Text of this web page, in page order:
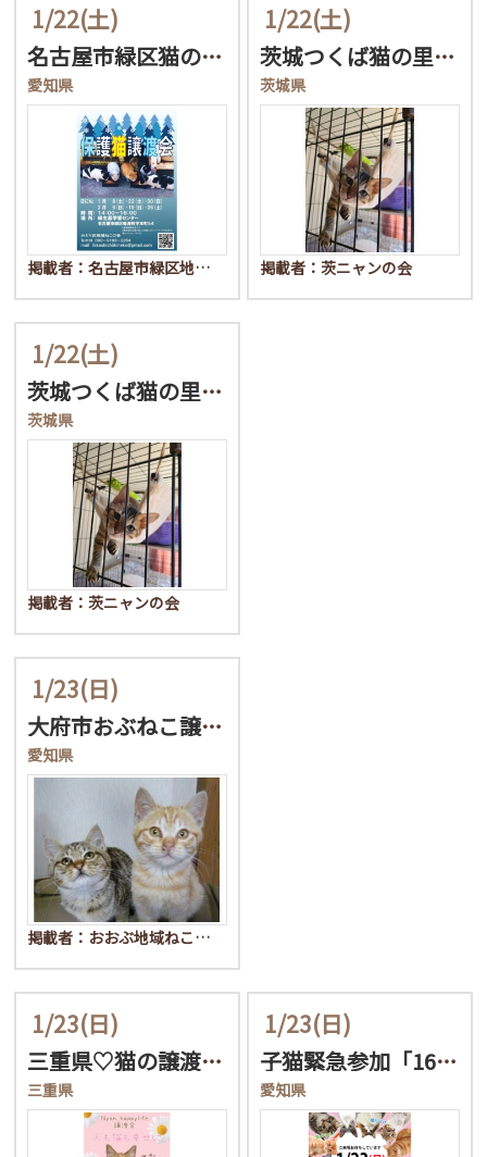
1/22(土)
名古屋市緑区猫の譲渡会
愛知県
掲載者：名古屋市緑区地…
1/22(土)
茨城つくば猫の里親会
茨城県
掲載者：茨ニャンの会
1/22(土)
茨城つくば猫の里親会
茨城県
掲載者：茨ニャンの会
1/23(日)
大府市おぶねこ譲渡会
愛知県
掲載者：おおぶ地域ねこ…
1/23(日)
三重県♡猫の譲渡会♡
三重県
1/23(日)
子猫緊急参加「16匹のね…
愛知県